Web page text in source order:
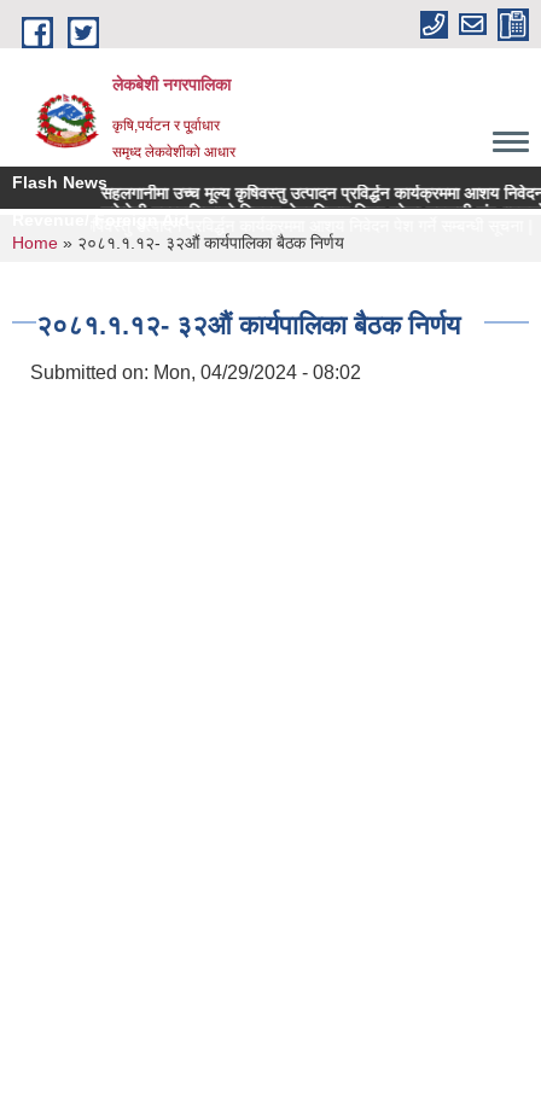
Skip to main content
लेकबेशी नगरपालिका
कृषि,पर्यटन र पू्र्वाधार
समृध्द लेकवेशीको आधार
Flash News
सहलगानीमा उच्च मूल्य कृषिवस्तु उत्पादन प्रविर्द्धन कार्यक्रममा आशय निवेदन
लकेवेशी नगरपालिकाको नियमन क्षेत्रधिकार भित्र रहेका सहकारी संस्थाहरुको
You are here
Home » २०८१.१.१२- ३२औं कार्यपालिका बैठक निर्णय
२०८१.१.१२- ३२औं कार्यपालिका बैठक निर्णय
Submitted on: Mon, 04/29/2024 - 08:02